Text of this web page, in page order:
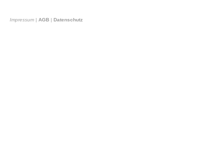
Impressum | AGB | Datenschutz